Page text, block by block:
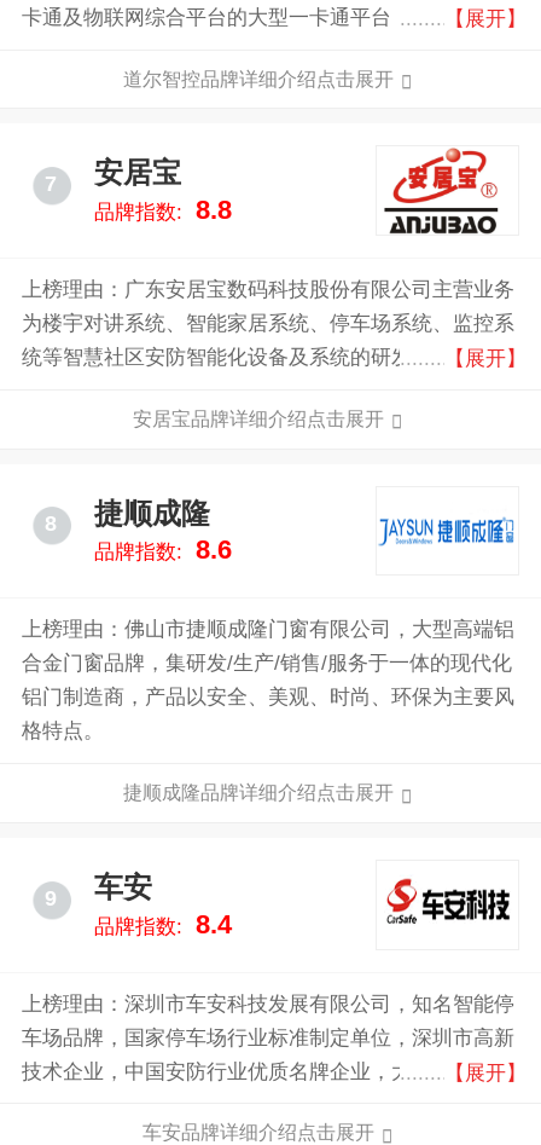
卡通及物联网综合平台的大型一卡通平台，为各行业用
统、通道闸系统、门禁系统、电梯管理系统、考勤访客
【展开】
道尔智控品牌详细介绍点击展开
7 安居宝
品牌指数: 8.8
上榜理由：广东安居宝数码科技股份有限公司主营业务
为楼宇对讲系统、智能家居系统、停车场系统、监控系
统等智慧社区安防智能化设备及系统的研发设计、生产
居系统、停车场系统及道闸广告、监控及系统集成、显
【展开】
安居宝品牌详细介绍点击展开
8 捷顺成隆
品牌指数: 8.6
上榜理由：佛山市捷顺成隆门窗有限公司，大型高端铝
合金门窗品牌，集研发/生产/销售/服务于一体的现代化
铝门制造商，产品以安全、美观、时尚、环保为主要风
格特点。
捷顺成隆品牌详细介绍点击展开
9 车安
品牌指数: 8.4
上榜理由：深圳市车安科技发展有限公司，知名智能停
车场品牌，国家停车场行业标准制定单位，深圳市高新
技术企业，中国安防行业优质名牌企业，大型一卡通智
【展开】
车安品牌详细介绍点击展开